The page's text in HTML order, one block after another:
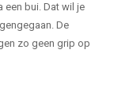
een bui. Dat wil je
De
zo geen grip op